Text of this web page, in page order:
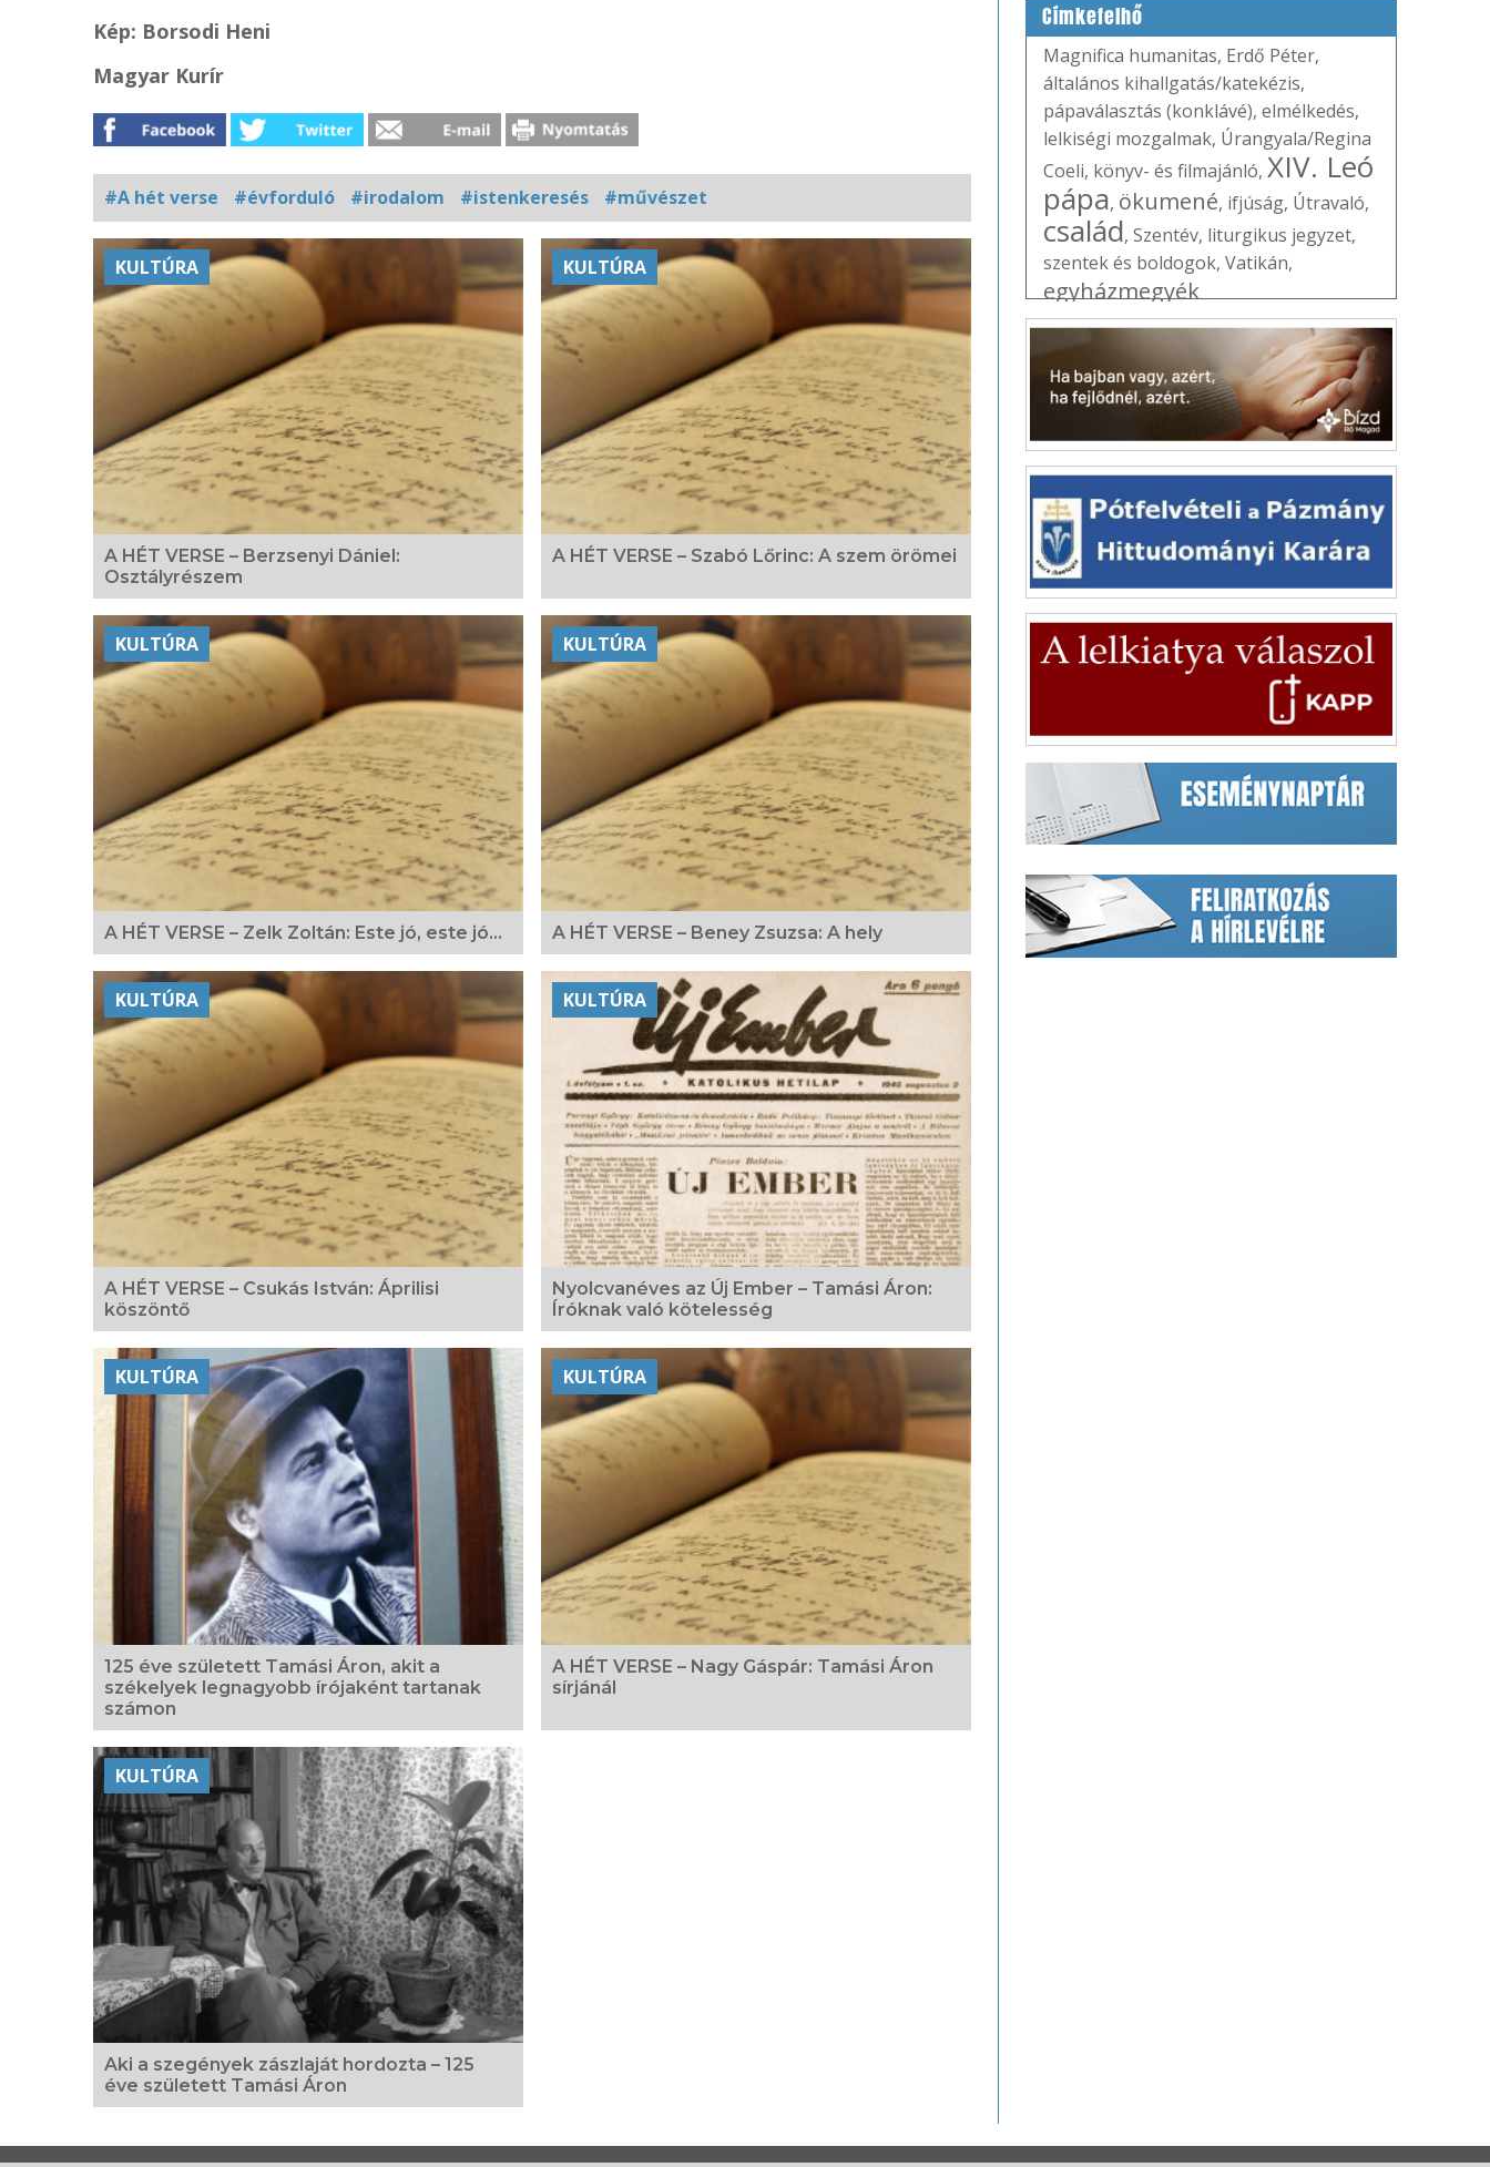
Kép: Borsodi Heni
Magyar Kurír
#A hét verse #évforduló #irodalom #istenkeresés #művészet
Kapcsolódó
fotógaléria
KULTÚRA
A HÉT VERSE – Berzsenyi Dániel:
Osztályrészem
KULTÚRA
A HÉT VERSE – Szabó Lőrinc: A szem örömei
KULTÚRA
A HÉT VERSE – Zelk Zoltán: Este jó, este jó…
KULTÚRA
A HÉT VERSE – Beney Zsuzsa: A hely
KULTÚRA
A HÉT VERSE – Csukás István: Áprilisi
köszöntő
KULTÚRA
Nyolcvanéves az Új Ember – Tamási Áron:
Íróknak való kötelesség
KULTÚRA
125 éve született Tamási Áron, akit a
székelyek legnagyobb írójaként tartanak
számon
KULTÚRA
A HÉT VERSE – Nagy Gáspár: Tamási Áron
sírjánál
KULTÚRA
Aki a szegények zászlaját hordozta – 125
éve született Tamási Áron
Címkefelhő
Magnifica humanitas, Erdő Péter,
általános kihallgatás/katekézis,
pápaválasztás (konklávé), elmélkedés,
lelkiségi mozgalmak, Úrangyala/Regina
Coeli, könyv- és filmajánló, XIV. Leó
pápa, ökumené, ifjúság, Útravaló,
család, Szentév, liturgikus jegyzet,
szentek és boldogok, Vatikán,
egyházmegyék